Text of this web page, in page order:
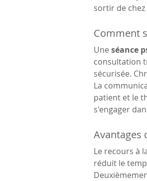
sortir de
Comment
Une séance
consultation
sécurisée.
La
patient et le
s'engager
Avantages
Le recours à
réduit le